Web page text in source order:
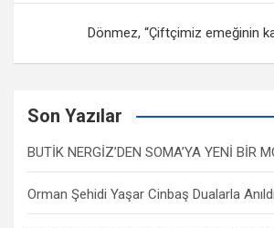
Dönmez, “Çiftçimiz emeğinin
Son Yazılar
BUTİK NERGİZ’DEN SOMA’YA YENİ BİR
Orman Şehidi Yaşar Cinbaş Dualarla Anıldı